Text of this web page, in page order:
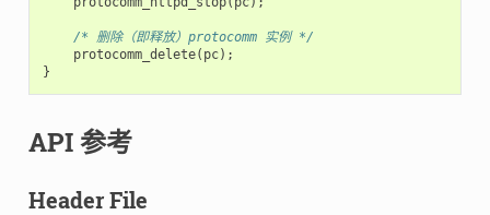
/* 删除（即释放）protocomm 实例 */
protocomm_delete( pc);
}
API 参考
Header File